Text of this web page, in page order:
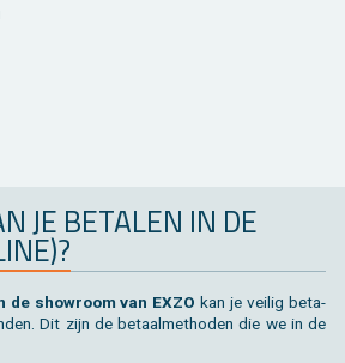
JE BE­TA­LEN IN DE
de show­room van EXZO kan je vei­lig be­ta­
Dit zijn de be­taal­me­tho­den die we in de